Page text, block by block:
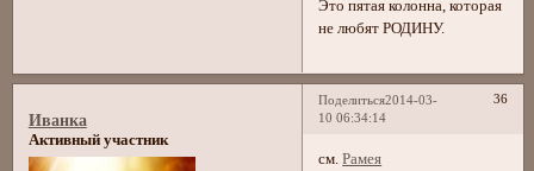
Это пятая колонна, которая
не любят РОДИНУ.
Поделиться 36
2014-03-
10 06:34:14
Иванка
Активный участник
см.Рамея